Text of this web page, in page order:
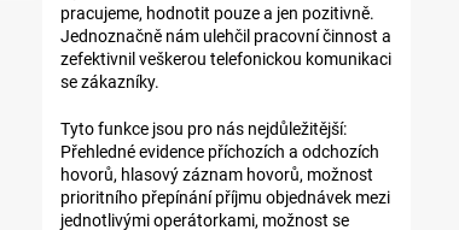
pracujeme, hodnotit pouze a jen pozitivně.
Jednoznačně nám ulehčil pracovní činnost a
zefektivnil veškerou telefonickou komunikaci
se zákazníky.
Tyto funkce jsou pro nás nejdůležitější:
Přehledné evidence příchozích a odchozích
hovorů, hlasový záznam hovorů, možnost
prioritního přepínání příjmu objednávek mezi
jednotlivými operátorkami, možnost se